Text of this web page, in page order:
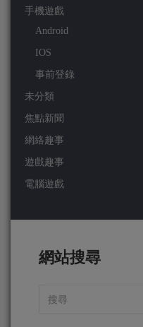
手機遊戲
Android
IOS
事前登錄
未分類
焦點新聞
網絡趣事
遊戲趣事
電腦遊戲
網站搜尋